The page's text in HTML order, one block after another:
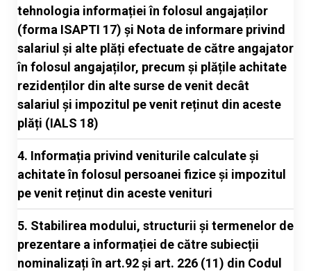
tehnologia informației în folosul angajaților
(forma ISAPTI 17) și Nota de informare privind
salariul și alte plăți efectuate de către angajator
în folosul angajaților, precum și plățile achitate
rezidenților din alte surse de venit decât
salariul și impozitul pe venit reținut din aceste
plăți (IALS 18)
4. Informația privind veniturile calculate și
achitate în folosul persoanei fizice și impozitul
pe venit reținut din aceste venituri
5. Stabilirea modului, structurii și termenelor de
prezentare a informației de către subiecții
nominalizați în art.92 și art. 226 (11) din Codul